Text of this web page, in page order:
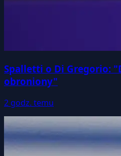
Spalletti o Di Gregorio:
obroniony"
2 godz. temu